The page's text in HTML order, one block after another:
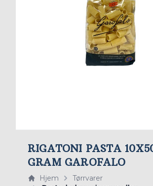
RIGATONI PASTA
GRAM GAROFALO
Hjem
Tørrvarer